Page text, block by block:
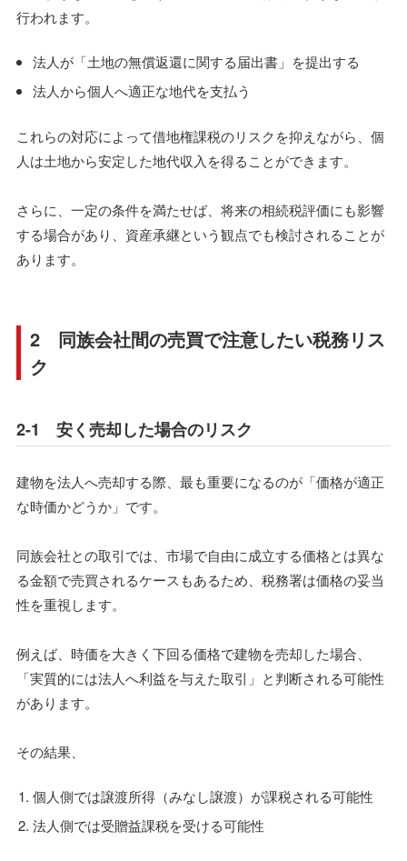
行われます。
法人が「土地の無償返還に関する届出書」を提出する
法人から個人へ適正な地代を支払う
これらの対応によって借地権課税のリスクを抑えながら、個
人は土地から安定した地代収入を得ることができます。
さらに、一定の条件を満たせば、将来の相続税評価にも影響
する場合があり、資産承継という観点でも検討されることが
あります。
2 同族会社間の売買で注意したい税務リス
ク
2-1 安く売却した場合のリスク
建物を法人へ売却する際、最も重要になるのが「価格が適正
な時価かどうか」です。
同族会社との取引では、市場で自由に成立する価格とは異な
る金額で売買されるケースもあるため、税務署は価格の妥当
性を重視します。
例えば、時価を大きく下回る価格で建物を売却した場合、
「実質的には法人へ利益を与えた取引」と判断される可能性
があります。
その結果、
個人側では譲渡所得（みなし譲渡）が課税される可能性
法人側では受贈益課税を受ける可能性